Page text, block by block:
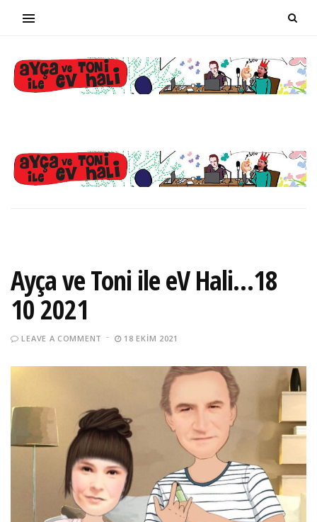
Ayça ve Toni ile eV Hali…18
10 2021
LEAVE A COMMENT 18 EKIM 2021